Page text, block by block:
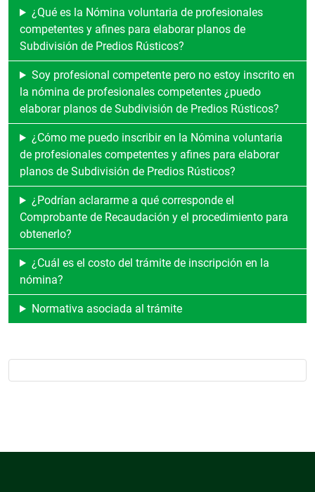
¿Qué es la Nómina voluntaria de profesionales
competentes y afines para elaborar planos de
Subdivisión de Predios Rústicos?
Soy profesional competente pero no estoy inscrito en
la nómina de profesionales competentes ¿puedo
elaborar planos de Subdivisión de Predios Rústicos?
¿Cómo me puedo inscribir en la Nómina voluntaria
de profesionales competentes y afines para elaborar
planos de Subdivisión de Predios Rústicos?
¿Podrían aclararme a qué corresponde el
Comprobante de Recaudación y el procedimiento para
obtenerlo?
¿Cuál es el costo del trámite de inscripción en la
nómina?
Normativa asociada al trámite